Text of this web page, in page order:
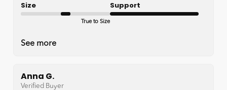
Size
True to Size
Support
See more
Anna G.
Verified Buyer